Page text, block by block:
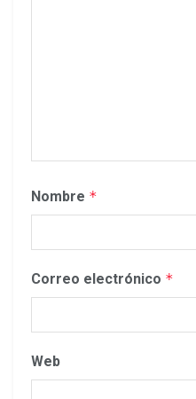
Nombre *
Correo electrónico *
Web